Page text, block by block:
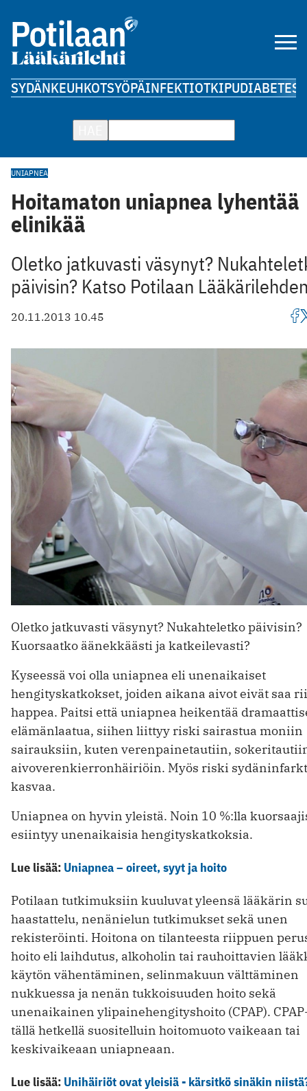
SYDÄNKEUHKOTSYÖPÄINFEKTIOTKIPUDIABETES
UNIAPNEA
Hoitamaton uniapnea lyhentää
elinikää
Oletko jatkuvasti väsynyt?
päivisin? Katso Potilaan
20.11.2013 10.45
Oletko jatkuvasti väsynyt? Nukahteletko päivisin?
Kuorsaatko äänekkäästi ja katkeilevasti?
Kyseessä voi olla uniapnea eli unenaikaiset
hengityskatkokset, joiden aikana aivot eivät saa
happea. Paitsi että uniapnea heikentää
elämänlaatua, siihen liittyy riski sairastua moniin
sairauksiin, kuten verenpainetautiin,
aivoverenkierronhäiriöin. Myös riski
kasvaa.
Uniapnea on hyvin yleistä. Noin 10 %:lla
esiintyy unenaikaisia hengityskatkoksia.
Lue lisää: Uniapnea – oireet, syyt ja hoito
Potilaan tutkimuksiin kuuluvat yleensä lääkärin
haastattelu, nenänielun tutkimukset sekä unen
rekisteröinti. Hoitona on tilanteesta riippuen
hoito eli laihdutus, alkoholin tai rauhoittavien
käytön vähentäminen, selinmakuun välttäminen
nukkuessa ja nenän tukkoisuuden hoito sekä
unenaikainen ylipainehengityshoito (CPAP).
tällä hetkellä suositelluin hoitomuoto vaikeaan tai
keskivaikeaan uniapneaan.
Lue lisää: Unihäiriöt ovat yleisiä - kärsitkö sinäkin